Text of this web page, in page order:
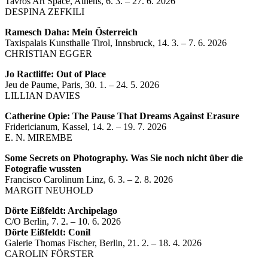
DESPINA ZEFKILI
Ramesch Daha: Mein Österreich
Taxispalais Kunsthalle Tirol, Innsbruck, 14. 3. – 7. 6. 2026
CHRISTIAN EGGER
Jo Ractliffe: Out of Place
Jeu de Paume, Paris, 30. 1. – 24. 5. 2026
LILLIAN DAVIES
Catherine Opie: The Pause That Dreams Against Erasure
Fridericianum, Kassel, 14. 2. – 19. 7. 2026
E. N. MIREMBE
Some Secrets on Photography. Was Sie noch nicht über die
Fotografie wussten
Francisco Carolinum Linz, 6. 3. – 2. 8. 2026
MARGIT NEUHOLD
Dörte Eißfeldt: Archipelago
C/O Berlin, 7. 2. – 10. 6. 2026
Dörte Eißfeldt: Conil
Galerie Thomas Fischer, Berlin, 21. 2. – 18. 4. 2026
CAROLIN FÖRSTER